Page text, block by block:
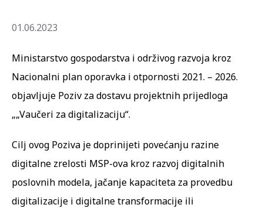
01.06.2023
Ministarstvo gospodarstva i održivog razvoja kroz
Nacionalni plan oporavka i otpornosti 2021. – 2026.
objavljuje Poziv za dostavu projektnih prijedloga
„„Vaučeri za digitalizaciju“.
Cilj ovog Poziva je doprinijeti povećanju razine
digitalne zrelosti MSP-ova kroz razvoj digitalnih
poslovnih modela, jačanje kapaciteta za provedbu
digitalizacije i digitalne transformacije ili